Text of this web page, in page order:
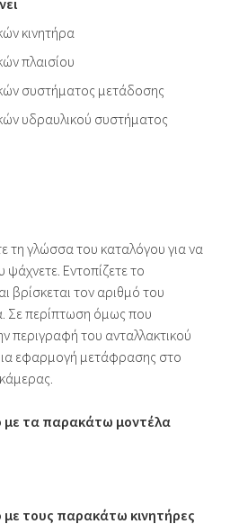
κινητήρα
πλαισίου
συστήματος μετάδοσης
υδραυλικού συστήματος
τη γλώσσα του καταλόγου για να
ψάχνετε. Εντοπίζετε το
βρίσκεται τον αριθμό του
Σε περίπτωση όμως που
περιγραφή του ανταλλακτικού
εφαρμογή μετάφρασης στο
με τα παρακάτω μοντέλα
με τους παρακάτω κινητήρες